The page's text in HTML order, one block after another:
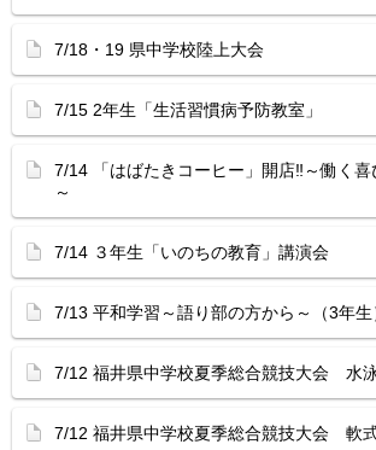
7/18・19 県中学校陸上大会
7/15 2年生「生活習慣病予防教室」
7/14 「はばたきコーヒー」開店‼︎～働く
～
7/14 ３年生「いのちの教育」講演会
7/13 平和学習～語り部の方から～（3年生
7/12 福井県中学校夏季総合競技大会 水
7/12 福井県中学校夏季総合競技大会 軟